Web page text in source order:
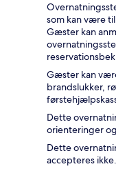
som kan være
Gæster kan
Gæster kan
brandslukker,
Dette
orienteringer
Dette
accepteres ikke.